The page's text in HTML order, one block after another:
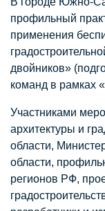
профильный
применения
двойников»
команд в рамках
Участниками
архитектуры и
области,
области,
регионов РФ,